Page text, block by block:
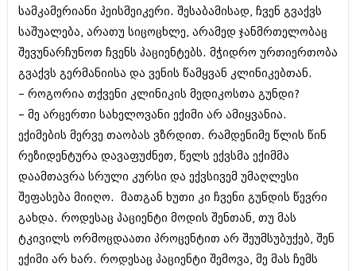
ოქტომბერი 2013 (256)
სექტემბერი 2013 (368)
აგვისტო 2013 (89)
ივლისი 2013 (182)
ივნისი 2013 (212)
მაისი 2013 (259)
მარტი 2013 (352)
თებერვალი 2013 (204)
იანვარი 2013 (334)
დეკემბერი 2012 (98)
ნოემბერი 2012 (295)
ოქტომბერი 2012 (350)
სექტემბერი 2012 (264)
აგვისტო 2012 (268)
ივლისი 2012 (322)
ივნისი 2012 (282)
სამკამერიანი პეისმეიკერი. შესაბამისად, ჩვენ გვაქვს
საშუალება, არათუ სიცოცხლე, არამედ ჯანმრთელობაც
შევუნარჩუნოთ ჩვენს პაციენტებს. მჭიდრო ურთიერთობა
გვაქვს გერმანიისა და ვენის წამყვან კლინიკებთან.
– როგორია თქვენი კლინიკის მედიკოსთა გუნდი?
– მე არცერთი სახელოვანი ექიმი არ ამიყვანია.
ექიმების მერვე თაობას ვზრდით. რამდენიმე წლის წინ
რეზიდენტურა დავაფუძნეთ, წელს ექვსმა ექიმმა
დაამთავრა სრული კურსი და ექვსივემ უმაღლესი
შეფასება მიიღო. მათგან ხუთი კი ჩვენი გუნდის წევრი
გახდა. როდესაც პაციენტი მოდის შენთან, თუ მას
ტკივილს ორმოცდაათი პროცენტით არ შეუმსუბუქებ, შენ
ექიმი არ ხარ. როდესაც პაციენტი შემოვა, მე მას ჩემს